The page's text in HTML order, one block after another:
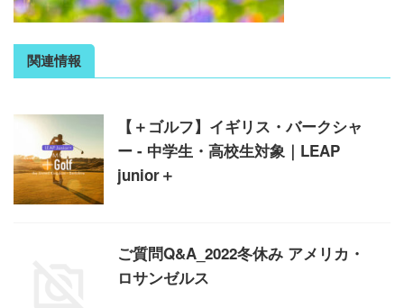
関連情報
【＋ゴルフ】イギリス・バークシャ
ー - 中学生・高校生対象｜LEAP
junior＋
ご質問Q&A_2022冬休み アメリカ・
ロサンゼルス